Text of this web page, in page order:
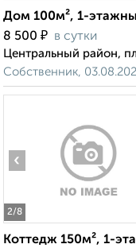
Дом 100м², 1-
8 500 ₽ в сутки
Центральный район,
Собственник,
2/8
‹
Коттедж 150м², 1-